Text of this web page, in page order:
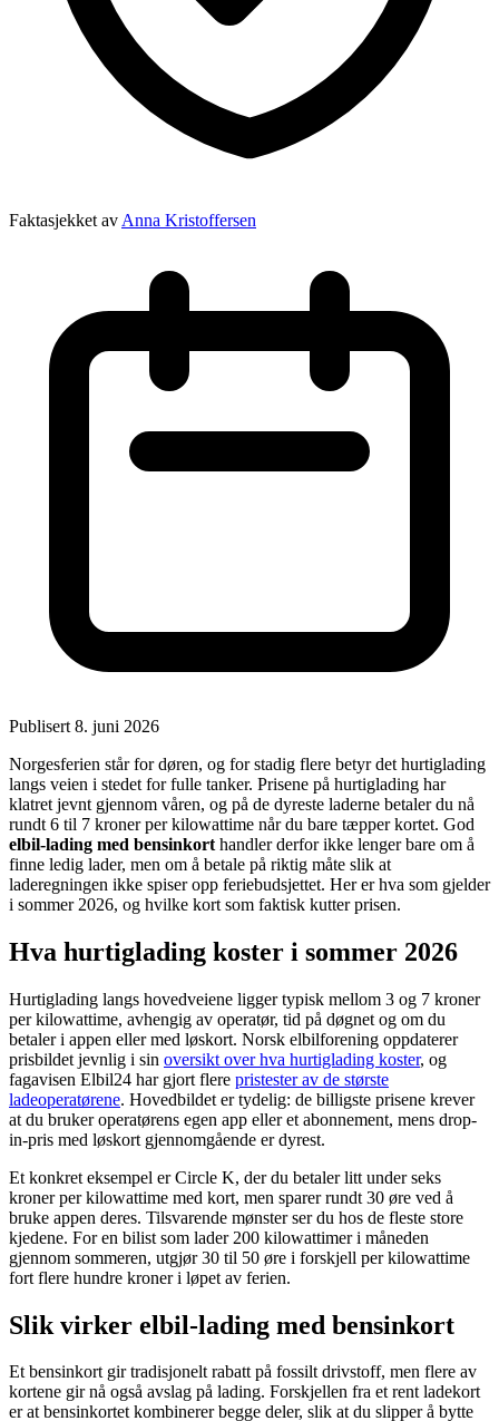
Faktasjekket av Anna Kristoffersen
Publisert 8. juni 2026
Norgesferien står for døren, og for stadig flere betyr det hurtiglading
langs veien i stedet for fulle tanker. Prisene på hurtiglading har
klatret jevnt gjennom våren, og på de dyreste laderne betaler du nå
rundt 6 til 7 kroner per kilowattime når du bare tæpper kortet. God
elbil-lading med bensinkort handler derfor ikke lenger bare om å
finne ledig lader, men om å betale på riktig måte slik at
laderegningen ikke spiser opp feriebudsjettet. Her er hva som gjelder
i sommer 2026, og hvilke kort som faktisk kutter prisen.
Hva hurtiglading koster i sommer 2026
Hurtiglading langs hovedveiene ligger typisk mellom 3 og 7 kroner
per kilowattime, avhengig av operatør, tid på døgnet og om du
betaler i appen eller med løskort. Norsk elbilforening oppdaterer
prisbildet jevnlig i sin oversikt over hva hurtiglading koster, og
fagavisen Elbil24 har gjort flere pristester av de største
ladeoperatørene. Hovedbildet er tydelig: de billigste prisene krever
at du bruker operatørens egen app eller et abonnement, mens drop-
in-pris med løskort gjennomgående er dyrest.
Et konkret eksempel er Circle K, der du betaler litt under seks
kroner per kilowattime med kort, men sparer rundt 30 øre ved å
bruke appen deres. Tilsvarende mønster ser du hos de fleste store
kjedene. For en bilist som lader 200 kilowattimer i måneden
gjennom sommeren, utgjør 30 til 50 øre i forskjell per kilowattime
fort flere hundre kroner i løpet av ferien.
Slik virker elbil-lading med bensinkort
Et bensinkort gir tradisjonelt rabatt på fossilt drivstoff, men flere av
kortene gir nå også avslag på lading. Forskjellen fra et rent ladekort
er at bensinkortet kombinerer begge deler, slik at du slipper å bytte